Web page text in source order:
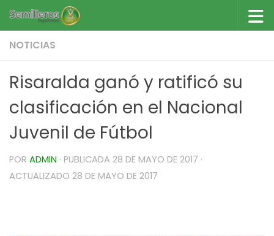
Saltar al contenido
NOTICIAS
Risaralda ganó y ratificó su
clasificación en el Nacional
Juvenil de Fútbol
POR ADMIN · PUBLICADA 28 DE MAYO DE 2017 ·
ACTUALIZADO 28 DE MAYO DE 2017